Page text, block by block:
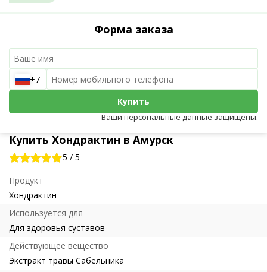
Купить Хондрактин в Амурск
5 / 5
Продукт
Хондрактин
Используется для
Для здоровья суставов
Действующее вещество
Экстракт травы Сабельника
Форма заказа
+7
Купить
Ваши персональные данные защищены.